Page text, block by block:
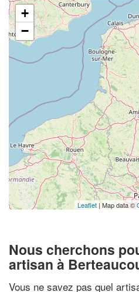
+
−
Leaflet | Map data ©
Nous cherchons
artisan à
Vous ne savez pas quel